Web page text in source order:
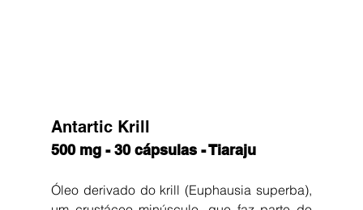
Antartic Krill
500 mg - 30 cápsulas - Tiaraju
Óleo derivado do krill (Euphausia superba),